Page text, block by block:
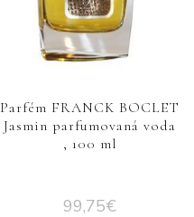
Parfém FRANCK BOCLET
Jasmin parfumovaná voda
, 100 ml
99,75€